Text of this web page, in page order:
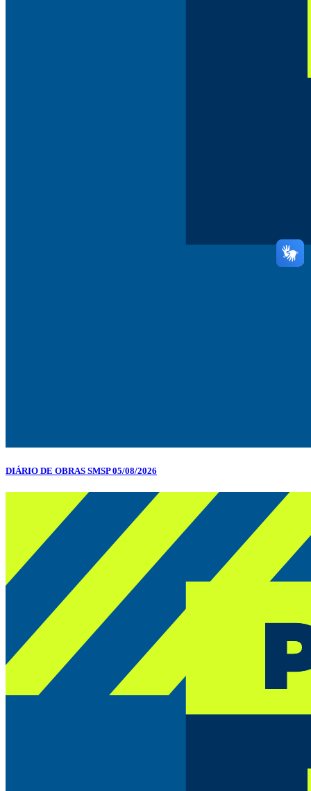
DIÁRIO DE OBRAS SMSP 05/08/2026